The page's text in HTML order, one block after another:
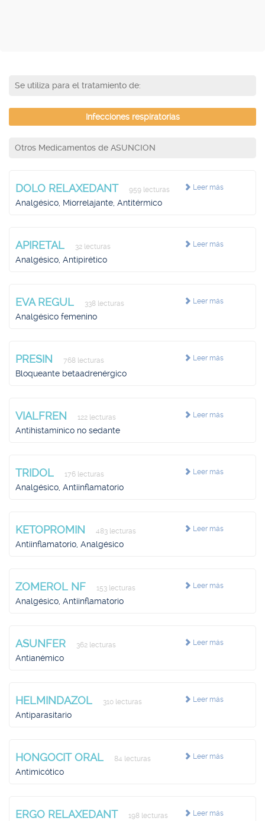
Se utiliza para el tratamiento de:
Infecciones respiratorias
Otros Medicamentos de ASUNCION
Leer más
DOLO RELAXEDANT 959 lecturas
Analgésico, Miorrelajante, Antitérmico
Leer más
APIRETAL 32 lecturas
Analgésico, Antipirético
Leer más
EVA REGUL 338 lecturas
Analgésico femenino
Leer más
PRESIN 768 lecturas
Bloqueante betaadrenérgico
Leer más
VIALFREN 122 lecturas
Antihistamínico no sedante
Leer más
TRIDOL 176 lecturas
Analgésico, Antiinflamatorio
Leer más
KETOPROMIN 483 lecturas
Antiinflamatorio, Analgésico
Leer más
ZOMEROL NF 153 lecturas
Analgésico, Antiinflamatorio
Leer más
ASUNFER 362 lecturas
Antianémico
Leer más
HELMINDAZOL 310 lecturas
Antiparasitario
Leer más
HONGOCIT ORAL 84 lecturas
Antimicótico
Leer más
ERGO RELAXEDANT 198 lecturas